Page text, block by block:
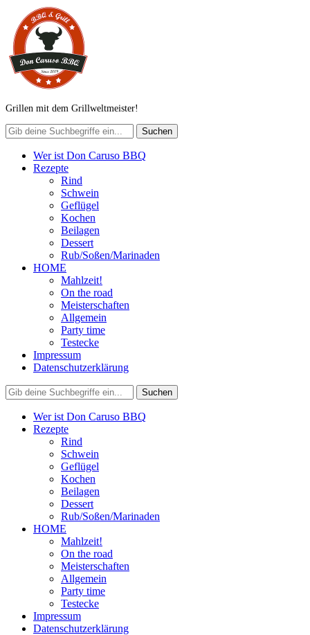
Grillen mit dem Grillweltmeister!
Wer ist Don Caruso BBQ
Rezepte
Rind
Schwein
Geflügel
Kochen
Beilagen
Dessert
Rub/Soßen/Marinaden
HOME
Mahlzeit!
On the road
Meisterschaften
Allgemein
Party time
Testecke
Impressum
Datenschutzerklärung
Wer ist Don Caruso BBQ
Rezepte
Rind
Schwein
Geflügel
Kochen
Beilagen
Dessert
Rub/Soßen/Marinaden
HOME
Mahlzeit!
On the road
Meisterschaften
Allgemein
Party time
Testecke
Impressum
Datenschutzerklärung